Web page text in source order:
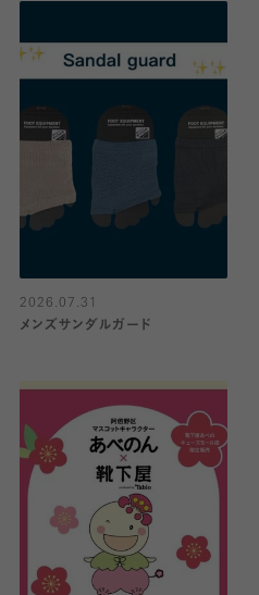
2026.07.31
メンズサンダルガード